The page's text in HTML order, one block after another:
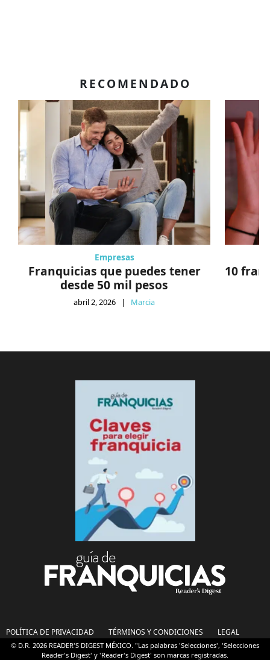
RECOMENDADO
Empresas
Franquicias que puedes tener
desde 50 mil pesos
abril 2, 2026 | Marcia
10
POLÍTICA DE PRIVACIDAD TÉRMINOS Y CONDICIONES LEGAL
© D.R. 2026 READER'S DIGEST MÉXICO. "Las palabras 'Selecciones', 'Selecciones
Reader's Digest' y 'Reader's Digest' son marcas registradas.